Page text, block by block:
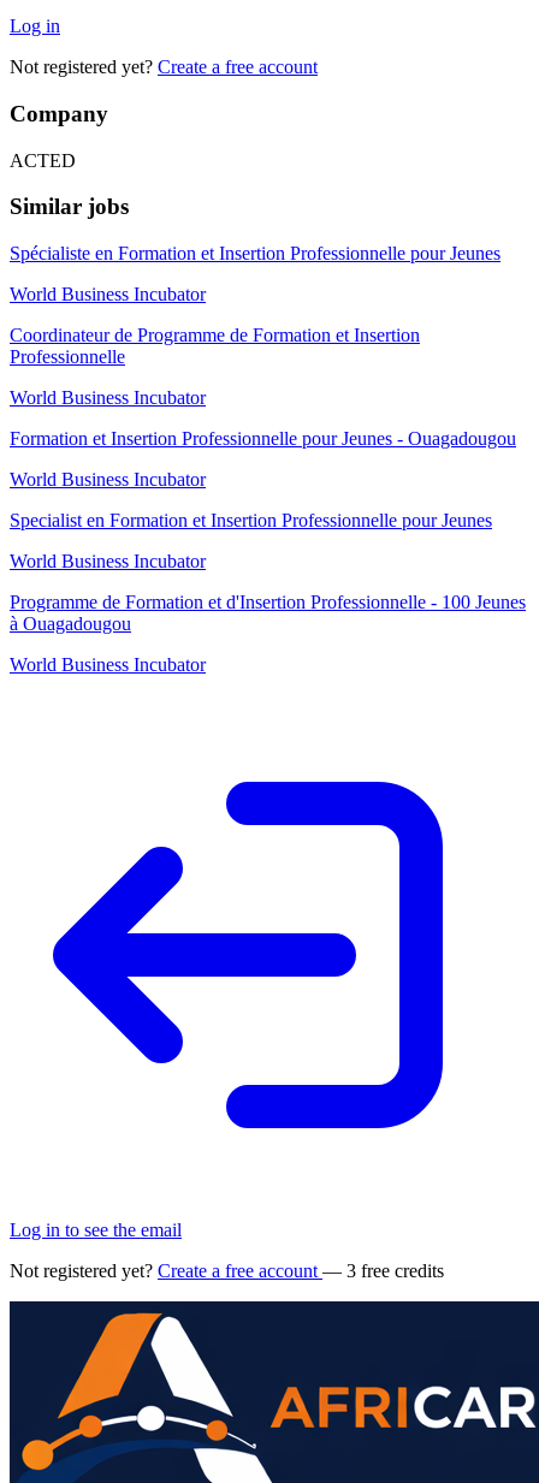
Log in
Not registered yet? Create a free account
Company
ACTED
Similar jobs
Spécialiste en Formation et Insertion Professionnelle pour Jeunes
World Business Incubator
Coordinateur de Programme de Formation et Insertion
Professionnelle
World Business Incubator
Formation et Insertion Professionnelle pour Jeunes - Ouagadougou
World Business Incubator
Specialist en Formation et Insertion Professionnelle pour Jeunes
World Business Incubator
Programme de Formation et d'Insertion Professionnelle - 100 Jeunes
à Ouagadougou
World Business Incubator
Log in to see the email
Not registered yet? Create a free account — 3 free credits